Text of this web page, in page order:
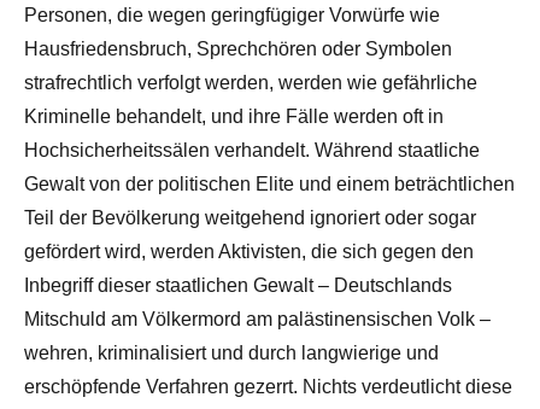
Personen, die wegen geringfügiger Vorwürfe wie
Hausfriedensbruch, Sprechchören oder Symbolen
strafrechtlich verfolgt werden, werden wie gefährliche
Kriminelle behandelt, und ihre Fälle werden oft in
Hochsicherheitssälen verhandelt. Während staatliche
Gewalt von der politischen Elite und einem beträchtlichen
Teil der Bevölkerung weitgehend ignoriert oder sogar
gefördert wird, werden Aktivisten, die sich gegen den
Inbegriff dieser staatlichen Gewalt – Deutschlands
Mitschuld am Völkermord am palästinensischen Volk –
wehren, kriminalisiert und durch langwierige und
erschöpfende Verfahren gezerrt. Nichts verdeutlicht diese